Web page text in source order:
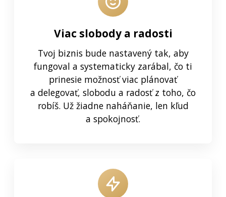
Viac slobody a radosti
Tvoj biznis bude nastavený tak, aby
fungoval a systematicky zarábal, čo ti
prinesie možnosť viac plánovať
a delegovať, slobodu a radosť z toho, čo
robíš. Už žiadne naháňanie, len kľud
a spokojnosť.